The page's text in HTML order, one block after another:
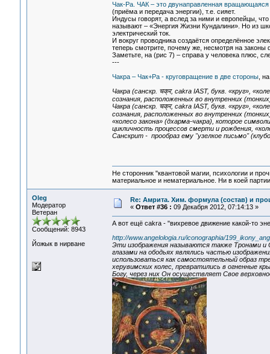
Чак-Pа. ЧАК – это двунаправленная вращающаяся
(приёма и передача энергии), т.е. сияет.
Индусы говорят, а вслед за ними и европейцы,
называют – «Энергия Жизни Кундалини». Но из
электрический ток.
И вокруг проводника создаётся определённое
теперь смотрите, почему же, несмотря на законы
Заметьте, на (рис 7) – справа у человека плюс,
---
Чакра – Чак+Ра - круговращение в две стороны,
Чакра (санскр. चक्र, cakra IAST, букв. «круг»,
сознания, расположенных во внутренних
Чакра (санскр. चक्र, cakra IAST, букв. «круг»,
сознания, расположенных во внутренних
«колесо закона» (дхарма-чакра), которое
цикличность процессов смерти и рождения,
Санскрит - прообраз ему "узелкое письмо"
Не сторонник "квантовой магии, психологии и
материальное и нематериальное. Ни в коей
Oleg
Модератор
Ветеран
Сообщений: 8943
Йожык в нирване
Re: Амрита. Хим. формула (состав) и
« Ответ #36 : 09 Декабря 2012, 07:14:13 »
А вот ещё cakra - "вихревое движение какой-то
http://www.angelologia.ru/iconographia/
Эти изображения называются также Тронами и
глазами на ободьях являлись частью
использоваться как самостоятельный образ
херувимских колес, превратились в
Богу, через них Он осуществляет Свое